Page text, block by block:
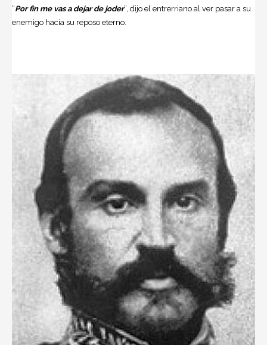
“Por fin me vas a dejar de joder”, dijo el entrerriano al ver pasar a su
enemigo hacia su reposo eterno.